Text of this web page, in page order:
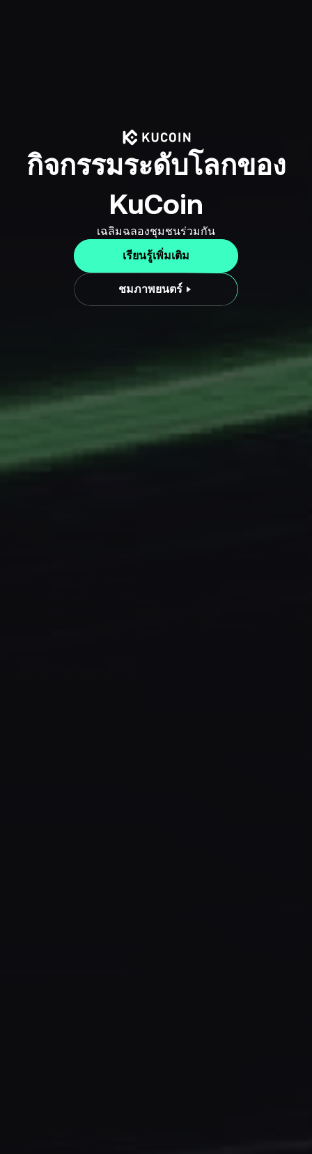
กิจกรรมระดับโลกของ
KuCoin
เฉลิมฉลองชุมชนร่วมกัน
เรียนรู้เพิ่มเติม
ชมภาพยนตร์